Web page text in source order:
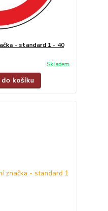
- standard 1 - 40
Skladem
košíku